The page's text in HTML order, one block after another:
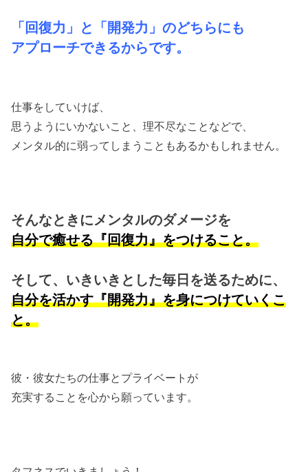
「回復力」と「開発力」のどちらにも
アプローチできるからです。
仕事をしていけば、
思うようにいかないこと、理不尽なことなどで、
メンタル的に弱ってしまうこともあるかもしれません。
そんなときにメンタルのダメージを
自分で癒せる『回復力』をつけること。
そして、いきいきとした毎日を送るために、
自分を活かす『開発力』を身につけていくこ
と。
彼・彼女たちの仕事とプライベートが
充実することを心から願っています。